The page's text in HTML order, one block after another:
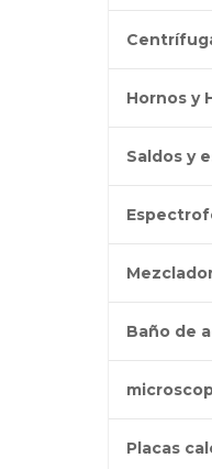
Hornos y
Saldos y
Baño de
Placas